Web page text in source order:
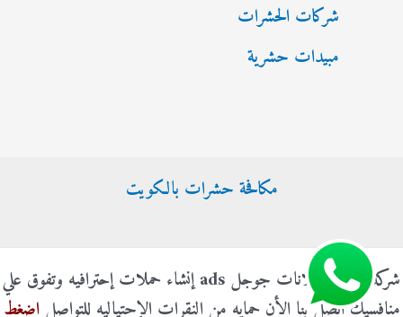
شركات الحشرات
مبيدات حشرية
مكافحة حشرات بالكويت
شركة الناجي إعلانات جوجل ads إنشاء حملات إحترافيه وتفوق علي
منافسيك اتصل بنا الأن حمايه من النقرات الإحتياليه للتواصل اضغط